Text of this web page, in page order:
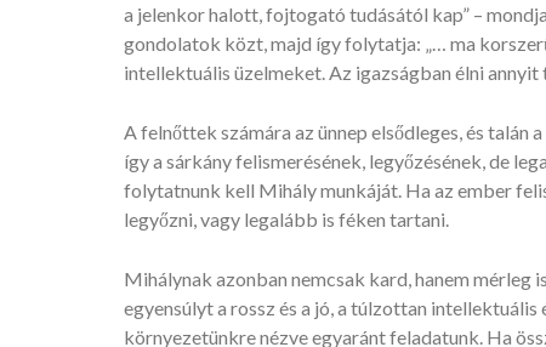
a jelenkor halott, fojtogató tudásától kap” –
gondolatok közt, majd így folytatja: „… ma
intellektuális üzelmeket. Az igazságban élni
A felnőttek számára az ünnep elsődleges, és
így a sárkány felismerésének, legyőzésének, de
folytatnunk kell Mihály munkáját. Ha az ember
legyőzni, vagy legalább is féken tartani.
Mihálynak azonban nemcsak kard, hanem mérleg
egyensúlyt a rossz és a jó, a túlzottan
környezetünkre nézve egyaránt feladatunk. Ha